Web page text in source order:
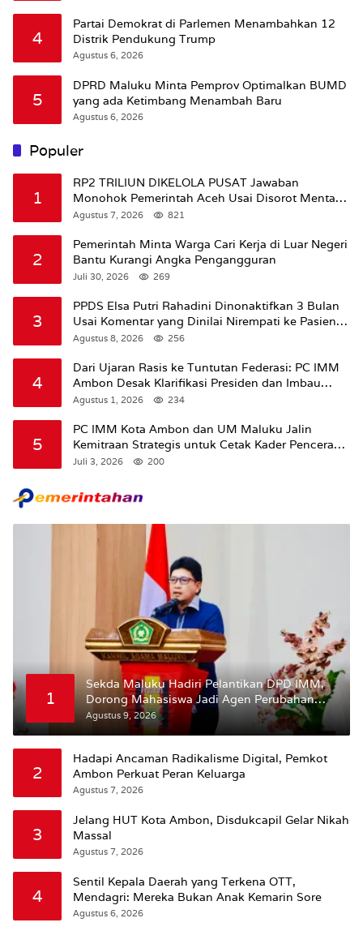
4
Partai Demokrat di Parlemen Menambahkan 12
Distrik Pendukung Trump
Agustus 6, 2026
5
DPRD Maluku Minta Pemprov Optimalkan BUMD
yang ada Ketimbang Menambah Baru
Agustus 6, 2026
Populer
1
RP2 TRILIUN DIKELOLA PUSAT Jawaban
Monohok Pemerintah Aceh Usai Disorot Mentan
Amran Soal Dana Pertanian
Agustus 7, 2026 821
2
Pemerintah Minta Warga Cari Kerja di Luar Negeri
Bantu Kurangi Angka Pengangguran
Juli 30, 2026 269
3
PPDS Elsa Putri Rahadini Dinonaktifkan 3 Bulan
Usai Komentar yang Dinilai Nirempati ke Pasien
BPJS
Agustus 8, 2026 256
4
Dari Ujaran Rasis ke Tuntutan Federasi: PC IMM
Ambon Desak Klarifikasi Presiden dan Imbau
Tunda Pengibaran Bendera Merah Putih Di
Agustus 1, 2026 234
5
PC IMM Kota Ambon dan UM Maluku Jalin
Kemitraan Strategis untuk Cetak Kader Pencerah
Bangsa “Membangun Peradaban dari Kampus”
Juli 3, 2026 200
1
Sekda Maluku Hadiri Pelantikan DPD IMM,
Dorong Mahasiswa Jadi Agen Perubahan
dan Mitra Strategis Pemerintah
Agustus 9, 2026
2
Hadapi Ancaman Radikalisme Digital, Pemkot
Ambon Perkuat Peran Keluarga
Agustus 7, 2026
3
Jelang HUT Kota Ambon, Disdukcapil Gelar Nikah
Massal
Agustus 7, 2026
4
Sentil Kepala Daerah yang Terkena OTT,
Mendagri: Mereka Bukan Anak Kemarin Sore
Agustus 6, 2026